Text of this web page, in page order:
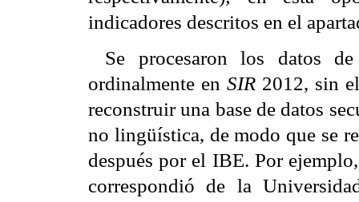
indicadores descritos en el
Se procesaron los datos
ordinalmente en SIR 2012, sin
reconstruir una base de datos
no lingüística, de modo que se
después por el IBE. Por
correspondió de la